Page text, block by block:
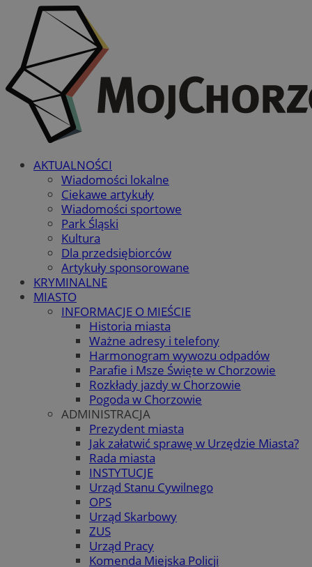
AKTUALNOŚCI
Wiadomości lokalne
Ciekawe artykuły
Wiadomości sportowe
Park Śląski
Kultura
Dla przedsiębiorców
Artykuły sponsorowane
KRYMINALNE
MIASTO
INFORMACJE O MIEŚCIE
Historia miasta
Ważne adresy i telefony
Harmonogram wywozu odpadów
Parafie i Msze Święte w Chorzowie
Rozkłady jazdy w Chorzowie
Pogoda w Chorzowie
ADMINISTRACJA
Prezydent miasta
Jak załatwić sprawę w Urzędzie Miasta?
Rada miasta
INSTYTUCJE
Urząd Stanu Cywilnego
OPS
Urząd Skarbowy
ZUS
Urząd Pracy
Komenda Miejska Policji